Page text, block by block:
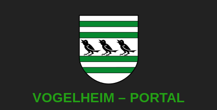
VOGELHEIM – PORTAL